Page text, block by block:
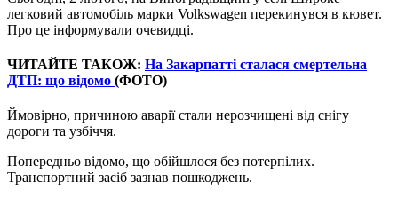
легковий автомобіль марки Volkswagen перекинувся в кювет.
Про це інформували очевидці.
ЧИТАЙТЕ ТАКОЖ: На Закарпатті сталася смертельна
ДТП: що відомо (ФОТО)
Ймовірно, причиною аварії стали нерозчищені від снігу
дороги та узбіччя.
Попередньо відомо, що обійшлося без потерпілих.
Транспортний засіб зазнав пошкоджень.